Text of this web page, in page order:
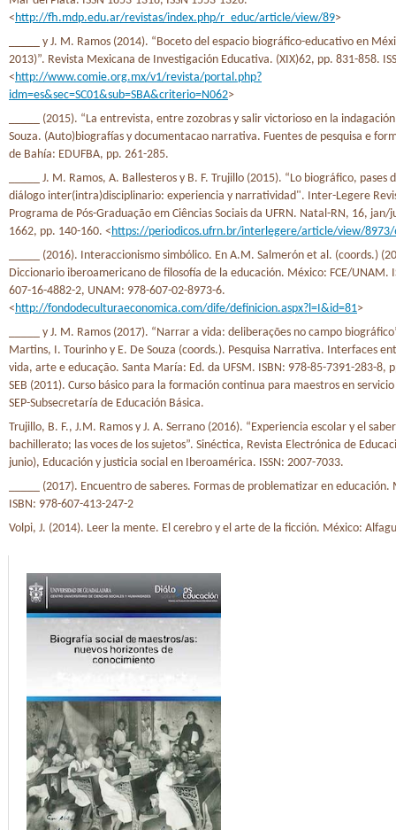
<http://fh.mdp.edu.ar/revistas/index.php/r_educ/article/view/89>
_____ y J. M. Ramos (2014). “Boceto del espacio biográfico-educativo en
2013)”. Revista Mexicana de Investigación Educativa. (XIX)62, pp. 831-858.
<http://www.comie.org.mx/v1/revista/portal.php?
idm=es&sec=SC01&sub=SBA&criterio=N062>
_____ (2015). “La entrevista, entre zozobras y salir victorioso en la
Souza. (Auto)biografías y documentacao narrativa. Fuentes de pesquisa e
de Bahía: EDUFBA, pp. 261-285.
_____ J. M. Ramos, A. Ballesteros y B. F. Trujillo (2015). “Lo biográfico, pases
diálogo inter(intra)disciplinario: experiencia y narratividad". Inter-Legere
Programa de Pós-Graduação em Ciências Sociais da UFRN. Natal-RN, 16, jan/
1662, pp. 140-160. <https://periodicos.ufrn.br/interlegere/article/view/8973/
_____ (2016). Interaccionismo simbólico. En A.M. Salmerón et al. (coords.)
Diccionario iberoamericano de filosofía de la educación. México: FCE/UNAM.
607-16-4882-2, UNAM: 978-607-02-8973-6.
<http://fondodeculturaeconomica.com/dife/definicion.aspx?l=I&id=81>
_____ y J. M. Ramos (2017). “Narrar a vida: deliberações no campo
Martins, I. Tourinho y E. De Souza (coords.). Pesquisa Narrativa. Interfaces
vida, arte e educação. Santa María: Ed. da UFSM. ISBN: 978-85-7391-283-8,
SEB (2011). Curso básico para la formación continua para maestros en
SEP-Subsecretaría de Educación Básica.
Trujillo, B. F., J.M. Ramos y J. A. Serrano (2016). “Experiencia escolar y el
bachillerato; las voces de los sujetos”. Sinéctica, Revista Electrónica de
junio), Educación y justicia social en Iberoamérica. ISSN: 2007-7033.
_____ (2017). Encuentro de saberes. Formas de problematizar en educación.
ISBN: 978-607-413-247-2
Volpi, J. (2014). Leer la mente. El cerebro y el arte de la ficción. México: